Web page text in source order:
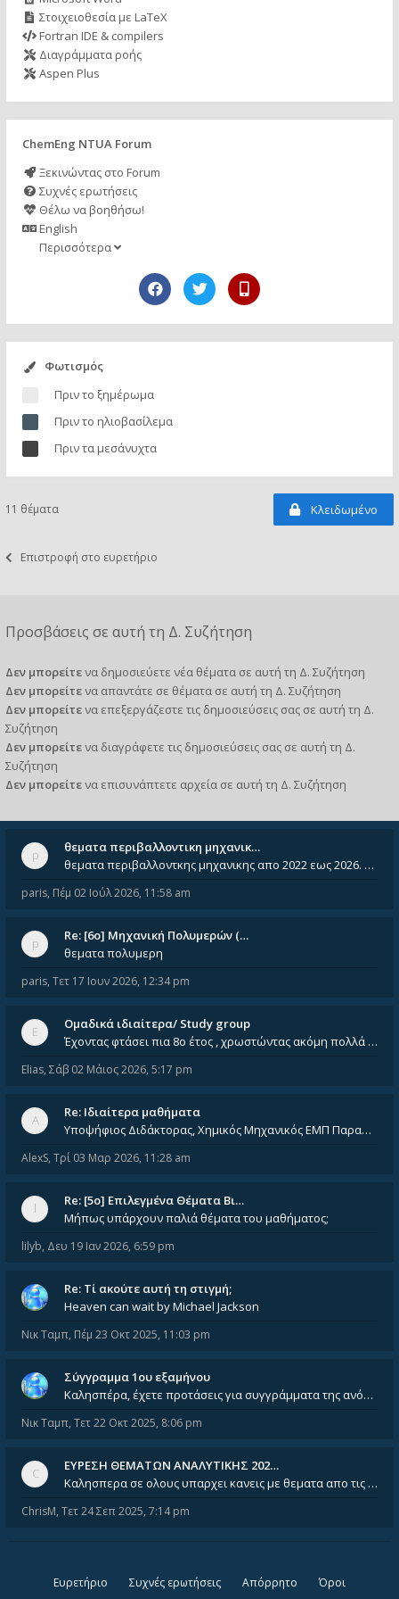
Στοιχειοθεσία με LaTeX
Fortran IDE & compilers
Διαγράμματα ροής
Aspen Plus
ChemEng NTUA Forum
Ξεκινώντας στο Forum
Συχνές ερωτήσεις
Θέλω να βοηθήσω!
English
Περισσότερα
Φωτισμός
Πριν το ξημέρωμα
Πριν το ηλιοβασίλεμα
Πριν τα μεσάνυχτα
Κλειδωμένο
11 θέματα
Επιστροφή στο ευρετήριο
Προσβάσεις σε αυτή τη Δ. Συζήτηση
Δεν μπορείτενα δημοσιεύετε νέα θέματα σε αυτή τη Δ. Συζήτηση
Δεν μπορείτενα απαντάτε σε θέματα σε αυτή τη Δ. Συζήτηση
Δεν μπορείτενα επεξεργάζεστε τις δημοσιεύσεις σας σε αυτή τη Δ.
Συζήτηση
Δεν μπορείτενα διαγράφετε τις δημοσιεύσεις σας σε αυτή τη Δ.
Συζήτηση
Δεν μπορείτενα επισυνάπτετε αρχεία σε αυτή τη Δ. Συζήτηση
θεματα περιβαλλοντικη μηχανικ…
θεματα περιβαλλοντκης μηχανικης απο 2022 εως 2026. Δεν ειναι μεσα του Σεπτεμβιου του 2025. Αν τα εχει καποιος ας τα ανε
paris, Πέμ 02 Ιούλ 2026, 11:58 am
Re: [6o] Mηχανική Πολυμερών (…
θεματα πολυμερη
paris, Τετ 17 Ιουν 2026, 12:34 pm
Ομαδικά ιδιαίτερα/ Study group
Έχοντας φτάσει πια 8ο έτος , χρωστώντας ακόμη πολλά και χωρίς καμία όρεξη ούτε να διαβάσω μόνος μου ούτε να παρακολουθήσ
Elias, Σάβ 02 Μάιος 2026, 5:17 pm
Re: Ιδιαίτερα μαθήματα
Υποψήφιος Διδάκτορας, Χημικός Μηχανικός ΕΜΠ Παραδίδω ιδιαίτερα μαθήματα μέσης και ανώτατης εκπαίδευσης σε θετικές και τε
AlexS, Τρί 03 Μαρ 2026, 11:28 am
Re: [5ο] Επιλεγμένα Θέματα Βι…
Μήπως υπάρχουν παλιά θέματα του μαθήματος;
lilyb, Δευ 19 Ιαν 2026, 6:59 pm
Re: Tί ακούτε αυτή τη στιγμή;
Heaven can wait by Michael Jackson
Νικ Ταμπ, Πέμ 23 Οκτ 2025, 11:03 pm
Σύγγραμμα 1ου εξαμήνου
Καλησπέρα, έχετε προτάσεις για συγγράμματα της ανόργανης χημείας? Είμαι ανάμεσα σε Λιοδάκη, Chung και Atkins
Νικ Ταμπ, Τετ 22 Οκτ 2025, 8:06 pm
ΕΥΡΕΣΗ ΘΕΜΑΤΩΝ ΑΝΑΛΥΤΙΚΗΣ 202…
Καλησπερα σε ολους υπαρχει κανεις με θεματα απο τις εξετασεις του ιουνιου και σεπτεμβρίου για την αναλυτικη χημεια
ChrisM, Τετ 24 Σεπ 2025, 7:14 pm
Ευρετήριο Συχνές ερωτήσεις Απόρρητο Όροι